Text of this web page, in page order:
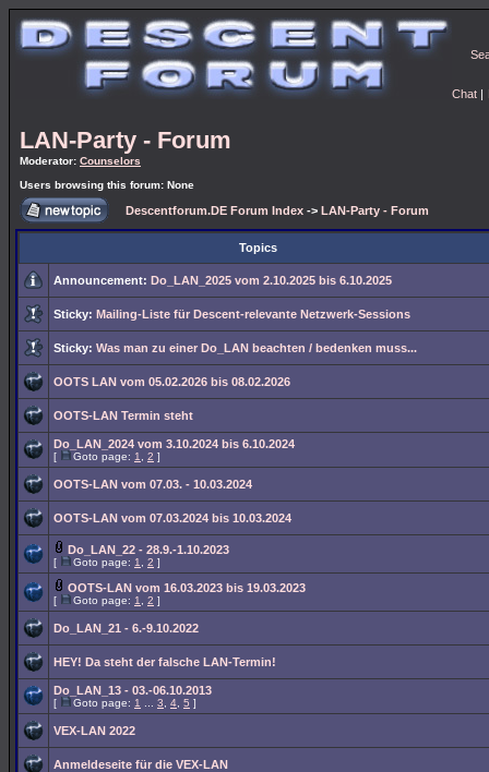
Chat |
LAN-Party - Forum
Moderator: Counselors
Users browsing this forum: None
Descentforum.DE Forum Index -> LAN-Party - Forum
Topics
Announcement: Do_LAN_2025 vom 2.10.2025 bis 6.10.2025
Sticky: Mailing-Liste für Descent-relevante Netzwerk-Sessions
Sticky: Was man zu einer Do_LAN beachten / bedenken muss...
OOTS LAN vom 05.02.2026 bis 08.02.2026
OOTS-LAN Termin steht
Do_LAN_2024 vom 3.10.2024 bis 6.10.2024
[ Goto page: 1 2 ]
OOTS-LAN vom 07.03. - 10.03.2024
OOTS-LAN vom 07.03.2024 bis 10.03.2024
Do_LAN_22 - 28.9.-1.10.2023
[ Goto page: 1 2 ]
OOTS-LAN vom 16.03.2023 bis 19.03.2023
[ Goto page: 1 2 ]
Do_LAN_21 - 6.-9.10.2022
HEY! Da steht der falsche LAN-Termin!
Do_LAN_13 - 03.-06.10.2013
[ Goto page: 1 3 4 5 ]
VEX-LAN 2022
Anmeldeseite für die VEX-LAN